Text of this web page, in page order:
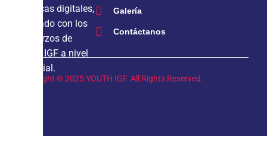
políticas digitales,
alineado con los
esfuerzos de
Youth IGF a nivel
mundial.
Galería
Contáctanos
Copyright © 2025 YOUTH IGF. All Rights Reserved.